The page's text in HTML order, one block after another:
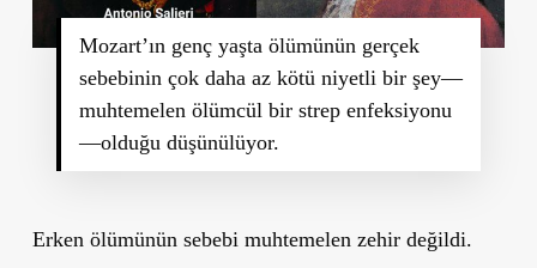
Mozart’ın genç yaşta ölümünün gerçek
sebebinin çok daha az kötü niyetli bir şey—
muhtemelen ölümcül bir strep enfeksiyonu
—olduğu düşünülüyor.
Erken ölümünün sebebi muhtemelen zehir değildi.